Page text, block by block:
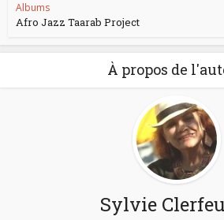
Albums
Afro Jazz Taarab Project
À propos de
Sylvie